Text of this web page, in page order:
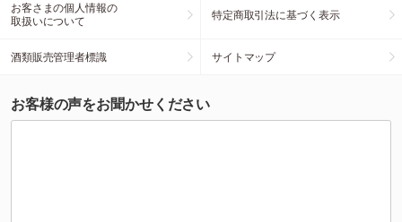
お客さまの個人情報の
取扱いについて
特定商取引法に基づく表示
酒類販売管理者標識 サイトマップ
お客様の声をお聞かせください